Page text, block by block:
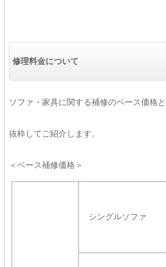
修理料金について
ソファ・家具に関する補修のベース価格
抜粋してご紹介します。
＜ベース補修価格＞
シングルソファ